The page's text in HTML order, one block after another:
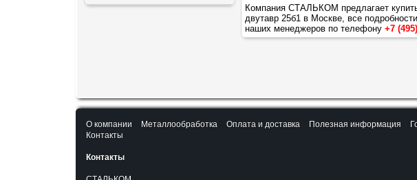
Компания СТАЛЬКОМ предлагает
двутавр 25б1 в Москве, все
наших менеджеров по телефону +7
О компании Металлообработка Оплата и доставка Полезная информация
Контакты
Контакты